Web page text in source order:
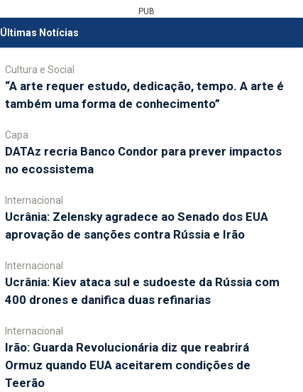
PUB
Últimas Notícias
Cultura e Social
“A arte requer estudo, dedicação, tempo. A arte é
também uma forma de conhecimento”
Capa
DATAz recria Banco Condor para prever impactos
no ecossistema
Internacional
Ucrânia: Zelensky agradece ao Senado dos EUA
aprovação de sanções contra Rússia e Irão
Internacional
Ucrânia: Kiev ataca sul e sudoeste da Rússia com
400 drones e danifica duas refinarias
Internacional
Irão: Guarda Revolucionária diz que reabrirá
Ormuz quando EUA aceitarem condições de
Teerão